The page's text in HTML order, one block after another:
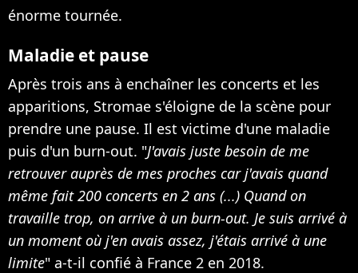
énorme tournée.
Maladie et pause
Après trois ans à enchaîner les concerts et les
apparitions, Stromae s'éloigne de la scène pour
prendre une pause. Il est victime d'une maladie
puis d'un burn-out. "J'avais juste besoin de me
retrouver auprès de mes proches car j'avais quand
même fait 200 concerts en 2 ans (...) Quand on
travaille trop, on arrive à un burn-out. Je suis arrivé à
un moment où j'en avais assez, j'étais arrivé à une
limite" a-t-il confié à France 2 en 2018.